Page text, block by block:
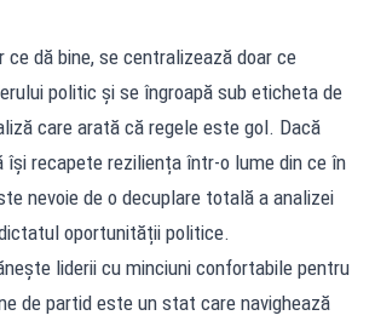
ce dă bine, se centralizează doar ce
politic și se îngroapă sub eticheta de
care arată că regele este gol. Dacă
recapete reziliența într-o lume din ce în
nevoie de o decuplare totală a analizei
oportunității politice.
liderii cu minciuni confortabile pentru
de partid este un stat care navighează